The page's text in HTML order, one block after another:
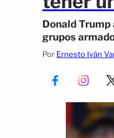
Donald Trump
grupos
Por Ernesto Iván